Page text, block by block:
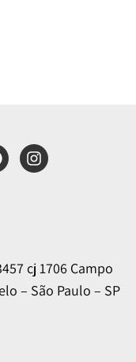
cj 1706 Campo
– São Paulo – SP